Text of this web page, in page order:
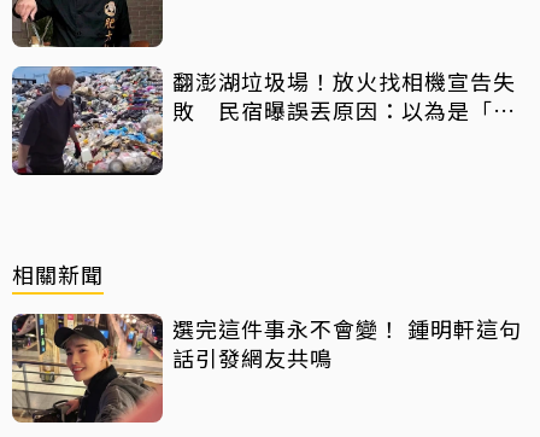
翻澎湖垃圾場！放火找相機宣告失
敗 民宿曝誤丟原因：以為是「按
相關新聞
選完這件事永不會變！ 鍾明軒這句
話引發網友共鳴